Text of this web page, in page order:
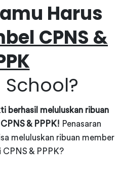
Harus
CPNS &
berhasil meluluskan ribuan
& PPPK! Penasaran
meluluskan ribuan member
CPNS & PPPK?